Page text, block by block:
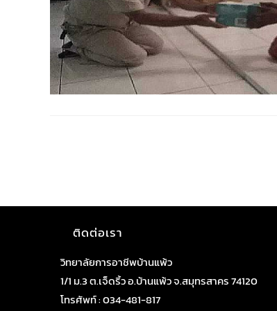
ติดต่อเรา
วิทยาลัยการอาชีพบ้านแพ้ว
1/1 ม.3 ต.เจ็ดริ้ว อ.บ้านแพ้ว จ.สมุทรสาคร 74120
โทรศัพท์ : 034-481-817